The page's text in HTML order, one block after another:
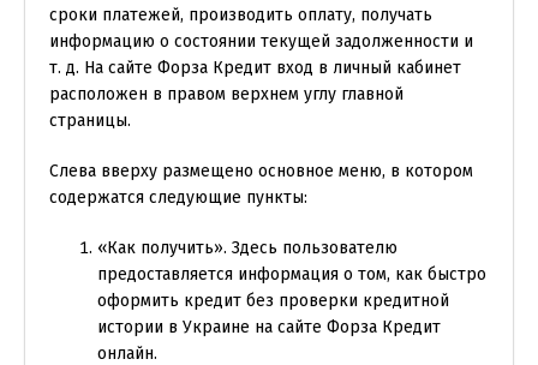
сроки платежей, производить оплату, получать
информацию о состоянии текущей задолженности и
т. д. На сайте Форза Кредит вход в личный кабинет
расположен в правом верхнем углу главной
страницы.
Слева вверху размещено основное меню, в котором
содержатся следующие пункты:
«Как получить». Здесь пользователю
предоставляется информация о том, как быстро
оформить кредит без проверки кредитной
истории в Украине на сайте Форза Кредит
онлайн.